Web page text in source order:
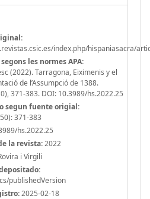
index.php/hispaniasacra/
les normes APA:
(2022). Tarragona, Eiximenis y el
de l’Assumpció de 1388.
371-383. DOI: 10.3989/hs.2022.25
segun fuente origial:
371-383
hs.2022.25
la revista:2022
i Virgili
publishedVersion
2025-02-18